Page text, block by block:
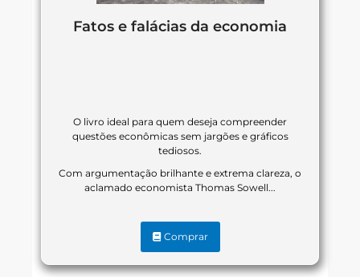
Fatos e falácias da economia
O livro ideal para quem deseja compreender
questões econômicas sem jargões e gráficos
tediosos.
Com argumentação brilhante e extrema clareza, o
aclamado economista Thomas Sowell...
Comprar